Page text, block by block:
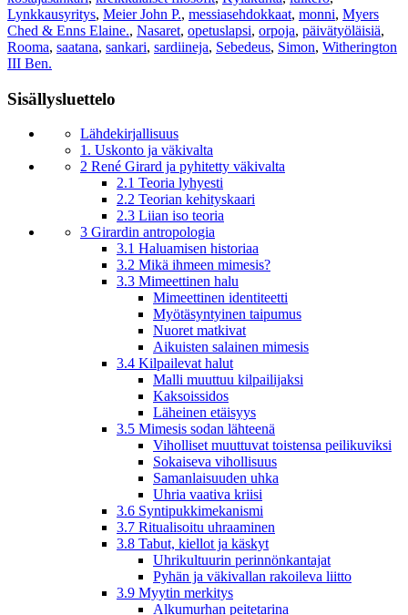
Lynkkausyritys, Meier John P., messiasehdokkaat, monni, Myers
Ched & Enns Elaine., Nasaret, opetuslapsi, orpoja, päivätyöläisiä,
Rooma, saatana, sankari, sardiineja, Sebedeus, Simon, Witherington
III Ben.
Sisällysluettelo
Lähdekirjallisuus
1. Uskonto ja väkivalta
2 René Girard ja pyhitetty väkivalta
2.1 Teoria lyhyesti
2.2 Teorian kehityskaari
2.3 Liian iso teoria
3 Girardin antropologia
3.1 Haluamisen historiaa
3.2 Mikä ihmeen mimesis?
3.3 Mimeettinen halu
Mimeettinen identiteetti
Myötäsyntyinen taipumus
Nuoret matkivat
Aikuisten salainen mimesis
3.4 Kilpailevat halut
Malli muuttuu kilpailijaksi
Kaksoissidos
Läheinen etäisyys
3.5 Mimesis sodan lähteenä
Viholliset muuttuvat toistensa peilikuviksi
Sokaiseva vihollisuus
Samanlaisuuden uhka
Uhria vaativa kriisi
3.6 Syntipukkimekanismi
3.7 Ritualisoitu uhraaminen
3.8 Tabut, kiellot ja käskyt
Uhrikultuurin perinnönkantajat
Pyhän ja väkivallan rakoileva liitto
3.9 Myytin merkitys
Alkumurhan peitetarina